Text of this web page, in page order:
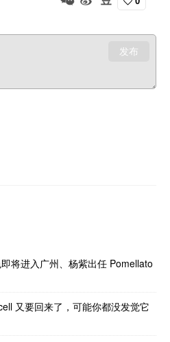
发布
将进入广州、杨紫出任 Pomellato
又要回来了，可能你都没发觉它